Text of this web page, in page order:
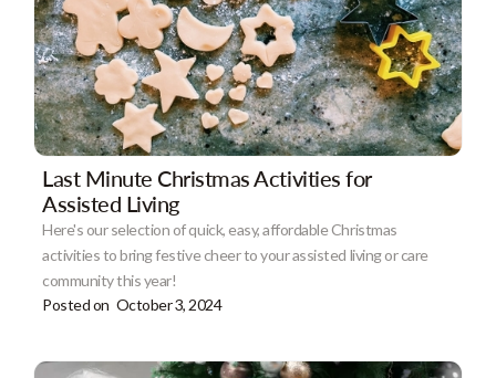
Last Minute Christmas Activities for
Assisted Living
Here's our selection of quick, easy, affordable Christmas
activities to bring festive cheer to your assisted living or care
community this year!
Posted on October 3, 2024